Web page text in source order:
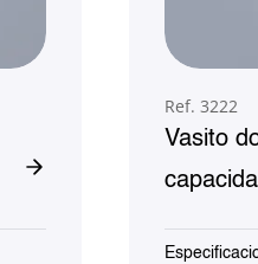
Ref. 3222
Vasito